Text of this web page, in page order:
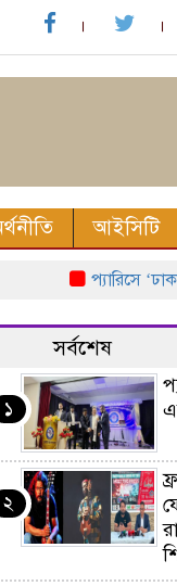
আইসিটি
প্যারিসে ‘ঢাকা
সর্বশেষ
১
২